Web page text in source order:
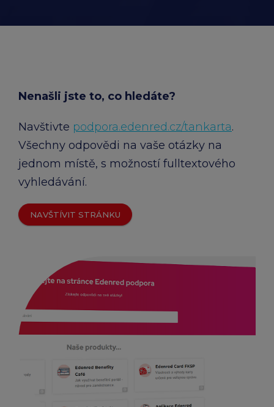
Nenašli jste to, co hledáte?
Navštivte podpora.edenred.cz/tankarta.
Všechny odpovědi na vaše otázky na
jednom místě, s možností fulltextového
vyhledávání.
NAVŠTÍVIT STRÁNKU